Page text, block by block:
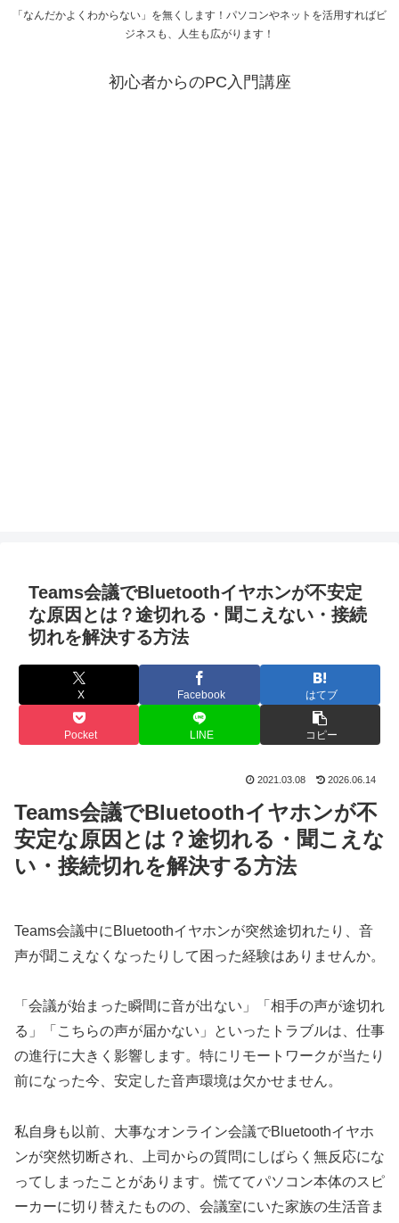
「なんだかよくわからない」を無くします！パソコンやネットを活用すればビ
ジネスも、人生も広がります！
初心者からのPC入門講座
Teams会議でBluetoothイヤホンが不安定
な原因とは？途切れる・聞こえない・接続
切れを解決する方法
X Facebook はてブ
Pocket LINE コピー
2021.03.08 2026.06.14
Teams会議でBluetoothイヤホンが不
安定な原因とは？途切れる・聞こえな
い・接続切れを解決する方法
Teams会議中にBluetoothイヤホンが突然途切れたり、音
声が聞こえなくなったりして困った経験はありませんか。
「会議が始まった瞬間に音が出ない」「相手の声が途切れ
る」「こちらの声が届かない」といったトラブルは、仕事
の進行に大きく影響します。特にリモートワークが当たり
前になった今、安定した音声環境は欠かせません。
私自身も以前、大事なオンライン会議でBluetoothイヤホ
ンが突然切断され、上司からの質問にしばらく無反応にな
ってしまったことがあります。慌ててパソコン本体のスピ
ーカーに切り替えたものの、会議室にいた家族の生活音ま